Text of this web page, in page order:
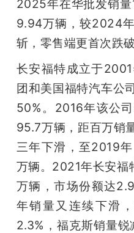
2025年在华批发销
9.94万辆，较2024
斩，零售端更首次跌
长安福特成立于
团和美国福特汽车公
50%。2016年该公
95.7万辆，距百万销
三年下滑，至2019
万辆。2021年长安
万辆，市场份额达
年销量又连续下滑
2.3%，福克斯销量